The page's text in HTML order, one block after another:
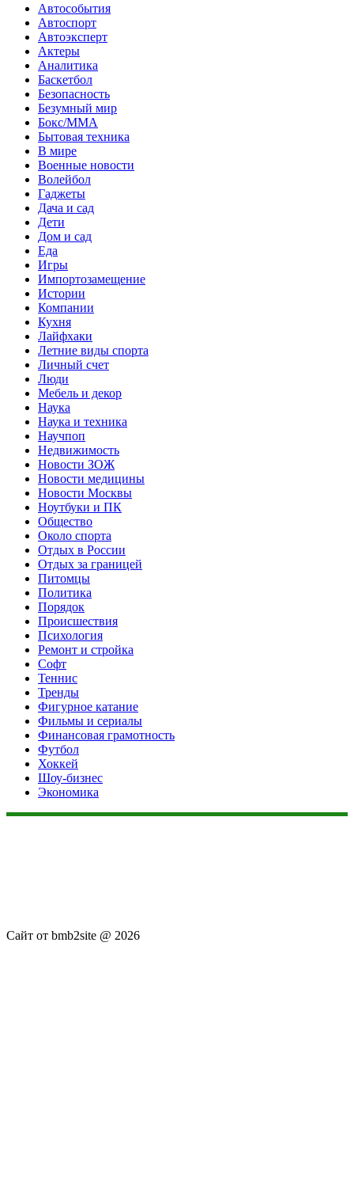
Автособытия
Автоспорт
Автоэксперт
Актеры
Аналитика
Баскетбол
Безопасность
Безумный мир
Бокс/MMA
Бытовая техника
В мире
Военные новости
Волейбол
Гаджеты
Дача и сад
Дети
Дом и сад
Еда
Игры
Импортозамещение
Истории
Компании
Кухня
Лайфхаки
Летние виды спорта
Личный счет
Люди
Мебель и декор
Наука
Наука и техника
Научпоп
Недвижимость
Новости ЗОЖ
Новости медицины
Новости Москвы
Ноутбуки и ПК
Общество
Около спорта
Отдых в России
Отдых за границей
Питомцы
Политика
Порядок
Происшествия
Психология
Ремонт и стройка
Софт
Теннис
Тренды
Фигурное катание
Фильмы и сериалы
Финансовая грамотность
Футбол
Хоккей
Шоу-бизнес
Экономика
Сайт от bmb2site @ 2026